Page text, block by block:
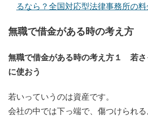
るなら？全国対応型法律事務所の
無職で借金がある時の考え方
無職で借金がある時の考え方１ 若
に使おう
若いっていうのは資産です。
会社の中では下っ端で、傷つけられ